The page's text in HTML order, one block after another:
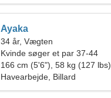
Ayaka
34 år, Vægten
Kvinde søger et par 37-44
166 cm (5'6"), 58 kg (127 lbs)
Havearbejde, Billard